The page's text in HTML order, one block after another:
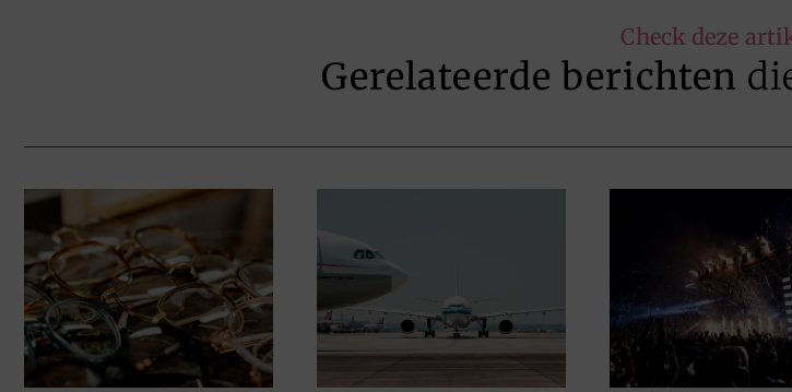
Check deze
Gerelateerde berichten